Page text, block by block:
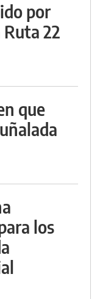
por
22
que
los